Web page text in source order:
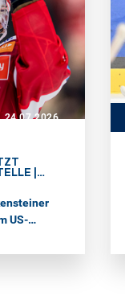
und
der Top-
24.07.2026
|
US-
letzte